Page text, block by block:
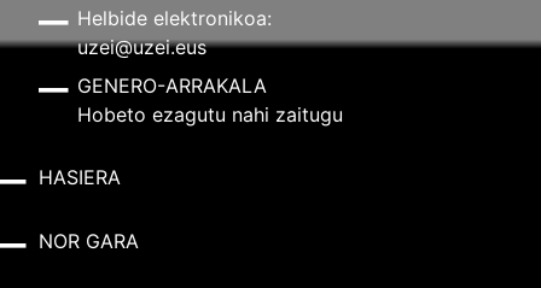
Helbide elektronikoa:
uzei@uzei.eus
GENERO-ARRAKALA
Hobeto ezagutu nahi zaitugu
HASIERA
NOR GARA